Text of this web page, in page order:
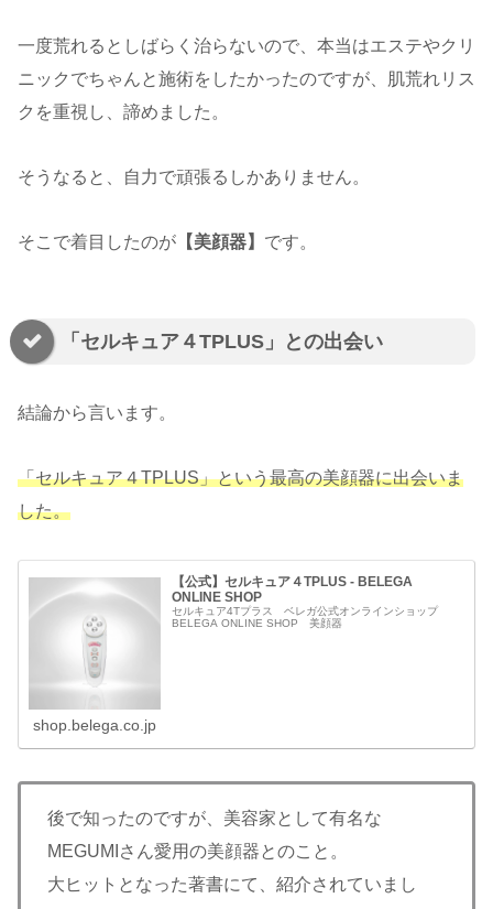
一度荒れるとしばらく治らないので、本当はエステやクリ
ニックでちゃんと施術をしたかったのですが、肌荒れリス
クを重視し、諦めました。
そうなると、自力で頑張るしかありません。
そこで着目したのが 【美顔器】 です。
「セルキュア４TPLUS」との出会い
結論から言います。
「セルキュア４TPLUS」という最高の美顔器に出会いま
した。
【公式】セルキュア４TPLUS - BELEGA
ONLINE SHOP
セルキュア4Tプラス ベレガ公式オンラインショップ
BELEGA ONLINE SHOP 美顔器
shop.belega.co.jp
後で知ったのですが、美容家として有名な
MEGUMIさん愛用の美顔器とのこと。
大ヒットとなった著書にて、紹介されていまし